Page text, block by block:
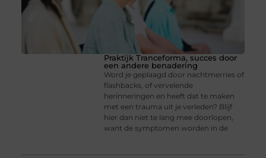
Praktijk Tranceforma, succes door
een andere benadering
Word je geplaagd door nachtmerries of
flashbacks, of vervelende
herinneringen en heeft dat te maken
met een trauma uit je verleden? Blijf
hier dan niet te lang mee doorlopen,
want de symptomen worden in de